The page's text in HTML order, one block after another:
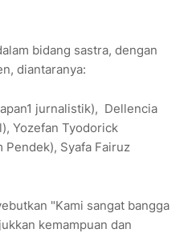
bidang sastra, dengan
diantaranya:
jurnalistik), Dellencia
Yozefan Tyodorick
Pendek), Syafa Fairuz
"Kami sangat bangga
kemampuan dan